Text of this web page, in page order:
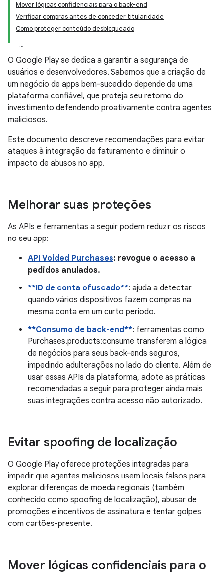
Mover lógicas confidenciais para o back-end
Verificar compras antes de conceder titularidade
Como proteger conteúdo desbloqueado
O Google Play se dedica a garantir a segurança de
usuários e desenvolvedores. Sabemos que a criação de
um negócio de apps bem-sucedido depende de uma
plataforma confiável, que proteja seu retorno do
investimento defendendo proativamente contra agentes
maliciosos.
Este documento descreve recomendações para evitar
ataques à integração de faturamento e diminuir o
impacto de abusos no app.
Melhorar suas proteções
As APIs e ferramentas a seguir podem reduzir os riscos
no seu app:
API Voided Purchases: revogue o acesso a
pedidos anulados.
**ID de conta ofuscado**: ajuda a detectar
quando vários dispositivos fazem compras na
mesma conta em um curto período.
**Consumo de back-end**: ferramentas como
Purchases.products:consume transferem a lógica
de negócios para seus back-ends seguros,
impedindo adulterações no lado do cliente. Além de
usar essas APIs da plataforma, adote as práticas
recomendadas a seguir para proteger ainda mais
suas integrações contra acesso não autorizado.
Evitar spoofing de localização
O Google Play oferece proteções integradas para
impedir que agentes maliciosos usem locais falsos para
explorar diferenças de moeda regionais (também
conhecido como spoofing de localização), abusar de
promoções e incentivos de assinatura e tentar golpes
com cartões-presente.
Mover lógicas confidenciais para o